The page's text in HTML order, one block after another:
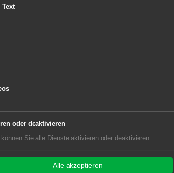
Frauen
Text
oder deaktivieren
Sie alle Dienste aktivieren oder deaktivieren.
Alle akzeptieren